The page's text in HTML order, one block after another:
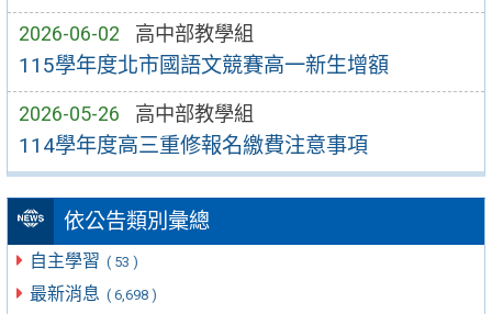
2026-06-02 高中部教學組
115學年度北市國語文競賽高一新生增額
2026-05-26 高中部教學組
114學年度高三重修報名繳費注意事項
依公告類別彙總
自主學習 ( 53 )
最新消息 ( 6,698 )